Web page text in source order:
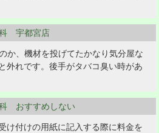
宇都宮店
か、機材を投げてたかなり気分屋な
外れです。後手がタバコ臭い時があ
おすすめしない
け付けの用紙に記入する際に料金を